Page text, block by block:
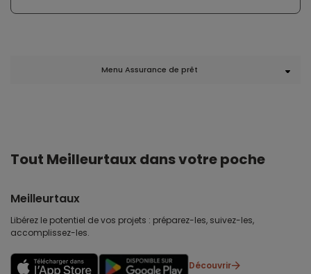
Menu Assurance de prêt
Tout Meilleurtaux dans votre poche
Meilleurtaux
Libérez le potentiel de vos projets : préparez-les, suivez-les,
accomplissez-les.
Découvrir